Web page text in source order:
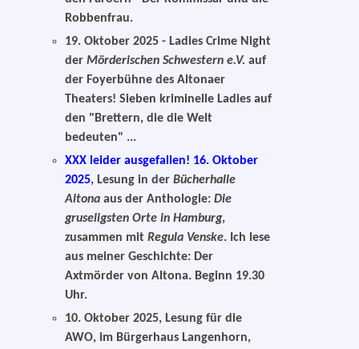
Robbenfrau.
19. Oktober 2025 - Ladies Crime Night
derMörderischen Schwestern e.V. auf
der Foyerbühne des Altonaer
Theaters! Sieben kriminelle Ladies auf
den "Brettern, die die Welt
bedeuten" ...
XXX leider ausgefallen! 16. Oktober
2025, Lesung in derBücherhalle
Altona aus der Anthologie:Die
gruseligsten Orte in Hamburg,
zusammen mitRegula Venske. Ich lese
aus meiner Geschichte: Der
Axtmörder von Altona. Beginn 19.30
Uhr.
10. Oktober 2025, Lesung für die
AWO, im Bürgerhaus Langenhorn,